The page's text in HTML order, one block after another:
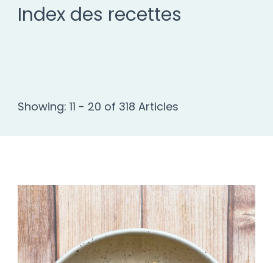
Index des recettes
Showing: 11 - 20 of 318 Articles